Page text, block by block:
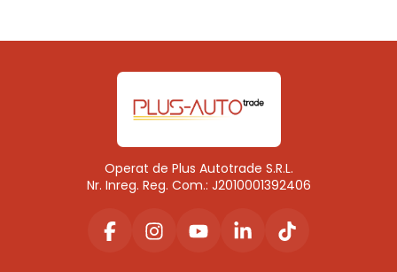
Operat de Plus Autotrade S.R.L.
Nr. Inreg. Reg. Com.: J2010001392406